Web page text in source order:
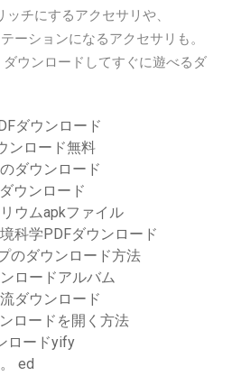
チにするアクセサリや、
ーションになるアクセサリも。
ウンロードしてすぐに遊べるダ
ダウンロード
ンロード無料
ダウンロード
ウンロード
ウムapkファイル
科学PDFダウンロード
のダウンロード方法
ロードアルバム
ダウンロード
ロードを開く方法
ロードyify
ed